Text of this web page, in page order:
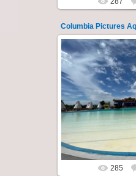
Columbia Pictures
тематический
Открыт в
285